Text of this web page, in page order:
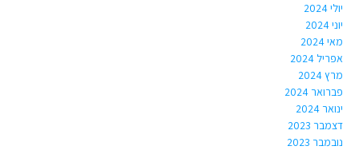
יולי 2024
יוני 2024
מאי 2024
אפריל 2024
מרץ 2024
פברואר 2024
ינואר 2024
דצמבר 2023
נובמבר 2023